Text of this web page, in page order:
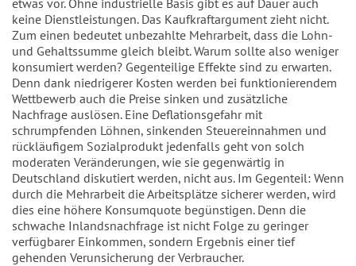
etwas vor. Ohne industrielle Basis gibt es auf Dauer auch
keine Dienstleistungen. Das Kaufkraftargument zieht nicht.
Zum einen bedeutet unbezahlte Mehrarbeit, dass die Lohn-
und Gehaltssumme gleich bleibt. Warum sollte also weniger
konsumiert werden? Gegenteilige Effekte sind zu erwarten.
Denn dank niedrigerer Kosten werden bei funktionierendem
Wettbewerb auch die Preise sinken und zusätzliche
Nachfrage auslösen. Eine Deflationsgefahr mit
schrumpfenden Löhnen, sinkenden Steuereinnahmen und
rückläufigem Sozialprodukt jedenfalls geht von solch
moderaten Veränderungen, wie sie gegenwärtig in
Deutschland diskutiert werden, nicht aus. Im Gegenteil: Wenn
durch die Mehrarbeit die Arbeitsplätze sicherer werden, wird
dies eine höhere Konsumquote begünstigen. Denn die
schwache Inlandsnachfrage ist nicht Folge zu geringer
verfügbarer Einkommen, sondern Ergebnis einer tief
gehenden Verunsicherung der Verbraucher.